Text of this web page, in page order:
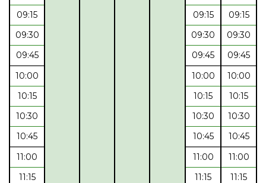
09:15
09:15
09:15
09:30
09:30
09:30
09:45
09:45
09:45
10:00
10:00
10:00
10:15
10:15
10:15
10:30
10:30
10:30
10:45
10:45
10:45
11:00
11:00
11:00
11:15
11:15
11:15